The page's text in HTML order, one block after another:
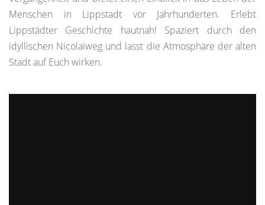
Menschen in Lippstadt vor Jahrhunderten. Erlebt
Lippstädter Geschichte hautnah! Spaziert durch den
idyllischen Nicolaiweg und lasst die Atmosphäre der alten
Stadt auf Euch wirken.